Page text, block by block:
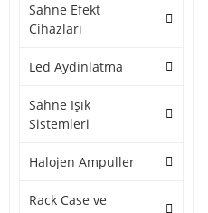
Sahne Efekt
Cihazları
Led Aydinlatma
Sahne Işık
Sistemleri
Halojen Ampuller
Rack Case ve